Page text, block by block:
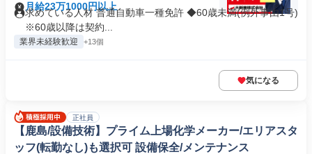
月給23万1000円以上
求めている人材 普通自動車一種免許 ◆60歳未満(例外事由1号)
※60歳以降は契約...
業界未経験歓迎 +13個
気になる
正社員
【鹿島/設備技術】プライム上場化学メーカー/エリアスタ
ッフ(転勤なし)も選択可 設備保全/メンテナンス